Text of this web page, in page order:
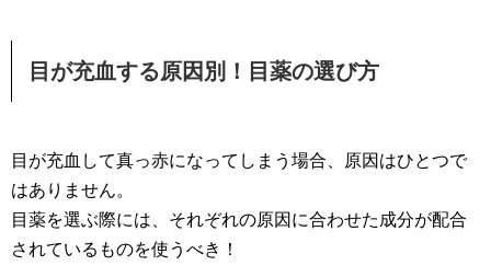
目が充血する原因別！目薬の選び方
目が充血して真っ赤になってしまう場合、原因はひとつで
はありません。
目薬を選ぶ際には、それぞれの原因に合わせた成分が配合
されているものを使うべき！